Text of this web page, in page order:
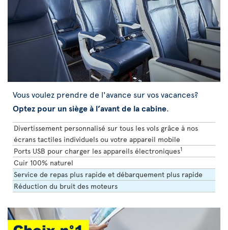
Vous voulez prendre de l'avance sur vos vacances?
Optez pour un siège à l’avant de la cabine.
Divertissement personnalisé sur tous les vols grâce à nos
écrans tactiles individuels ou votre appareil mobile
Ports USB pour charger les appareils électroniques1
Cuir 100% naturel
Service de repas plus rapide et débarquement plus rapide
Réduction du bruit des moteurs